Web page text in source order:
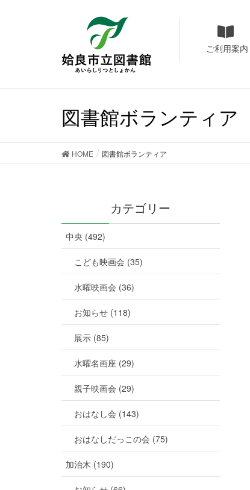
ご利用案内
図書館ボランティア
HOME 図書館ボランティア
カテゴリー
中央 (492)
こども映画会 (35)
水曜映画会 (36)
お知らせ (118)
展示 (85)
水曜名画座 (29)
親子映画会 (29)
おはなし会 (143)
おはなしだっこの会 (75)
加治木 (190)